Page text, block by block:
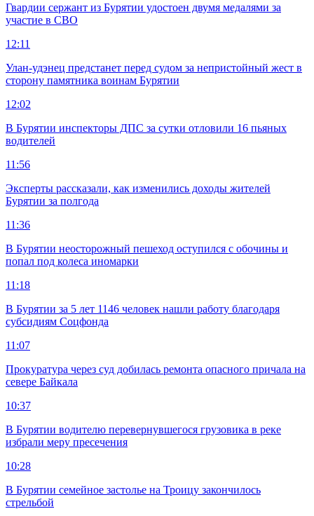
Гвардии сержант из Бурятии удостоен двумя медалями за
участие в СВО
12:11
Улан-удэнец предстанет перед судом за непристойный жест в
сторону памятника воинам Бурятии
12:02
В Бурятии инспекторы ДПС за сутки отловили 16 пьяных
водителей
11:56
Эксперты рассказали, как изменились доходы жителей
Бурятии за полгода
11:36
В Бурятии неосторожный пешеход оступился с обочины и
попал под колеса иномарки
11:18
В Бурятии за 5 лет 1146 человек нашли работу благодаря
субсидиям Соцфонда
11:07
Прокуратура через суд добилась ремонта опасного причала на
севере Байкала
10:37
В Бурятии водителю перевернувшегося грузовика в реке
избрали меру пресечения
10:28
В Бурятии семейное застолье на Троицу закончилось
стрельбой